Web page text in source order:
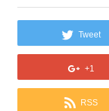
Tweet
+1
RSS